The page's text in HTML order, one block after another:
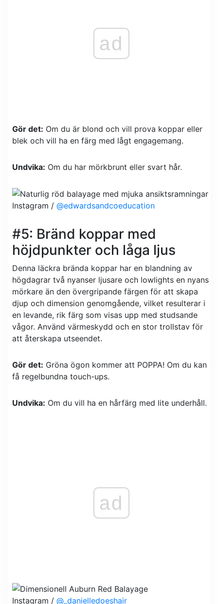
ad
Gör det: Om du är blond och vill prova koppar eller
blek och vill ha en färg med lågt engagemang.
Undvika: Om du har mörkbrunt eller svart hår.
Instagram / @edwardsandcoeducation
#5: Bränd koppar med
höjdpunkter och låga ljus
Denna läckra brända koppar har en blandning av
högdagrar två nyanser ljusare och lowlights en nyans
mörkare än den övergripande färgen för att skapa
djup och dimension genomgående, vilket resulterar i
en levande, rik färg som visas upp med studsande
vågor. Använd värmeskydd och en stor trollstav för
att återskapa utseendet.
Gör det: Gröna ögon kommer att POPPA! Om du kan
få regelbundna touch-ups.
Undvika: Om du vill ha en hårfärg med lite underhåll.
ad
Instagram / @_danielledoeshair